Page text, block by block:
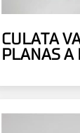
CULATA
PLANAS A